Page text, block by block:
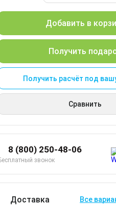
Добавить в
Получить
Получить расчёт под
Сравнить
8 (800) 250-48-06
звонок
Доставка Все